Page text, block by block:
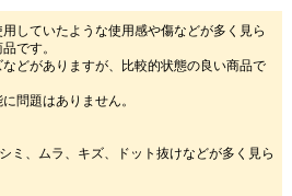
用していたような使用感や傷などが多く見ら
です。
などがありますが、比較的状態の良い商品で
問題はありません。
ミ、ムラ、キズ、ドット抜けなどが多く見ら